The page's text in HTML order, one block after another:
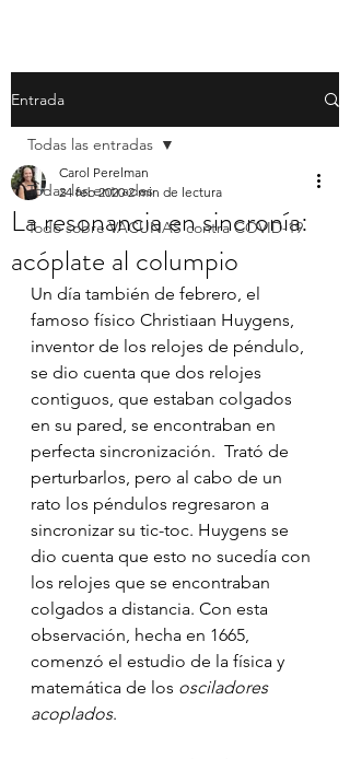
Entrada
Todas las entradas
Todo sobre VACUNAS contra COVID-19
Todas las entradas
La resonancia en sincronía:
acóplate al columpio
Carol Perelman
24 feb 2020 2 min de lectura
Un día también de febrero, el
famoso físico Christiaan Huygens,
inventor de los relojes de péndulo,
se dio cuenta que dos relojes
contiguos, que estaban colgados
en su pared, se encontraban en
perfecta sincronización.  Trató de
perturbarlos, pero al cabo de un
rato los péndulos regresaron a
sincronizar su tic-toc. Huygens se
dio cuenta que esto no sucedía con
los relojes que se encontraban
colgados a distancia. Con esta
observación, hecha en 1665,
comenzó el estudio de la física y
matemática de los osciladores
acoplados.